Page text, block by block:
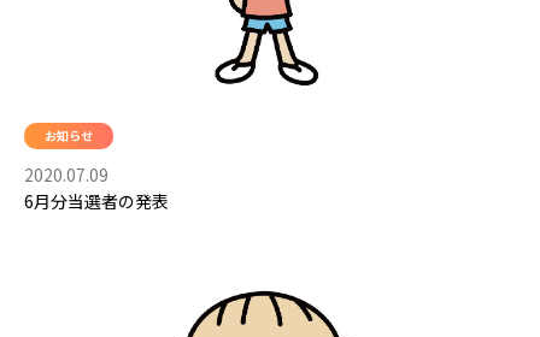
お知らせ
2020.07.09
6月分当選者の発表